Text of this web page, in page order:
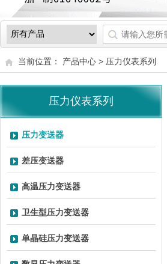
当前位置： 产品中心 > 压力仪表系列
压力仪表系列
压力变送器
差压变送器
高温压力变送器
卫生型压力变送器
单晶硅压力变送器